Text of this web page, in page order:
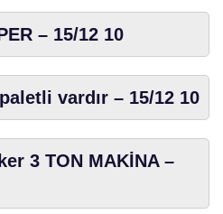
– 15/12 10
vardır – 15/12 10
3 TON MAKİNA –